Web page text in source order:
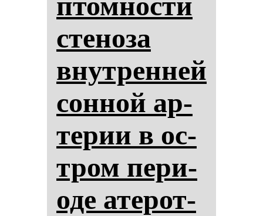
сте­но­за
внут­рен­ней
сон­ной ар­
те­рии в ос­
тром пе­ри­
оде ате­рот­